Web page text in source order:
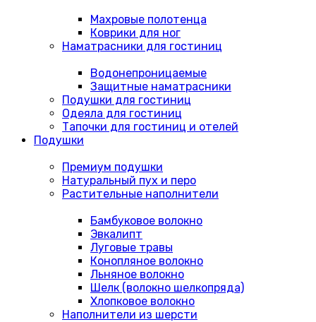
Махровые полотенца
Коврики для ног
Наматрасники для гостиниц
Водонепроницаемые
Защитные наматрасники
Подушки для гостиниц
Одеяла для гостиниц
Тапочки для гостиниц и отелей
Подушки
Премиум подушки
Натуральный пух и перо
Растительные наполнители
Бамбуковое волокно
Эвкалипт
Луговые травы
Конопляное волокно
Льняное волокно
Шелк (волокно шелкопряда)
Хлопковое волокно
Наполнители из шерсти